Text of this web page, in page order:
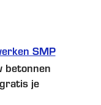
SMP
betonnen
je